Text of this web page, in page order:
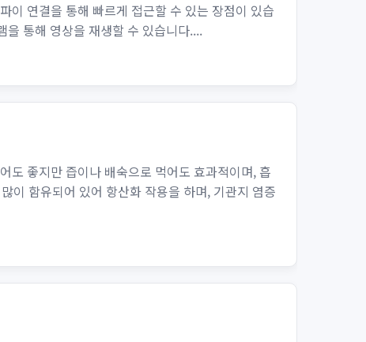
이 연결을 통해 빠르게 접근할 수 있는 장점이 있습
을 통해 영상을 재생할 수 있습니다....
도 좋지만 즙이나 배숙으로 먹어도 효과적이며, 흡
이 함유되어 있어 항산화 작용을 하며, 기관지 염증